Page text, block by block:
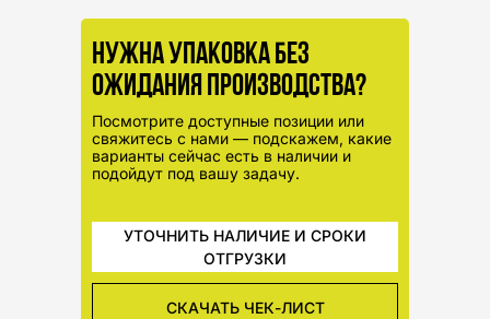
Посмотрите доступные позиции или
свяжитесь с нами — подскажем, какие
варианты сейчас есть в наличии и
подойдут под вашу задачу.
Нужна упаковка без
ожидания производства?
УТОЧНИТЬ НАЛИЧИЕ И СРОКИ
ОТГРУЗКИ
СКАЧАТЬ ЧЕК-ЛИСТ